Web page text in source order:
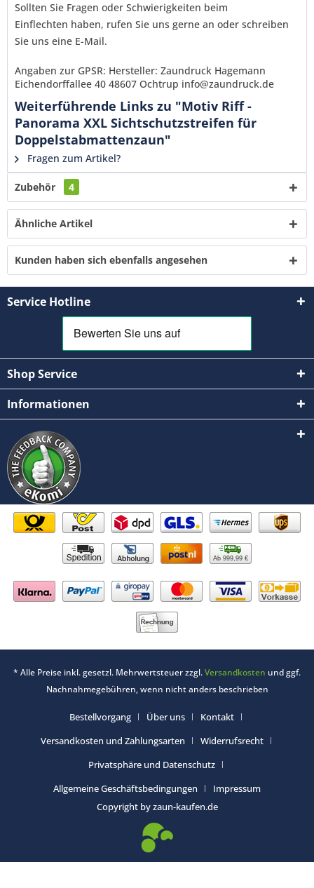
Sollten Sie Fragen oder Schwierigkeiten beim
Einflechten haben, rufen Sie uns gerne an oder schreiben
Sie uns eine E-Mail.
Angaben zur GPSR: Hersteller: Zaundruck Hagemann
Eichendorffallee 40 48607 Ochtrup info@zaundruck.de
Weiterführende Links zu "Motiv Riff -
Panorama XXL Sichtschutzstreifen für
Doppelstabmattenzaun"
Fragen zum Artikel?
Zubehör 4
Ähnliche Artikel
Kunden haben sich ebenfalls angesehen
Service Hotline
Shop Service
Informationen
Ab 999,99 €
* Alle Preise inkl. gesetzl. Mehrwertsteuer zzgl.Versandkosten und ggf.
Nachnahmegebühren, wenn nicht anders beschrieben
Bestellvorgang Über uns
Kontakt
Versandkosten und Zahlungsarten
Widerrufsrecht
Privatsphäre und Datenschutz
Allgemeine Geschäftsbedingungen
Impressum
Copyright by zaun-kaufen.de